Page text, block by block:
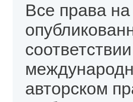
Все права
авторском